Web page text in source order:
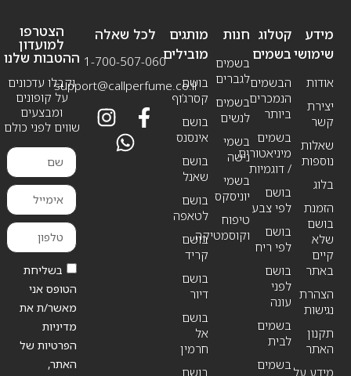
מידע
שימושי
אודות
יצירת
קשר
שאלות
נוספות
בלוג
הזמנת
בושם
שלא
קיים
באתר
הצהרת
נגישות
תקנון
האתר
מידע על
חנות
בשמים
לגברים
בשמים
לנשים
בשמי
נישה
בשמי
יוניסקס
טיפוח
וקוסמטיקה
קטלוג
בשמים
הבשמים
הנמכרים
ביותר
בשמים
מיניאטורים
/ דוגמיות
בושם
לפי צבע
בושם
לפי ריח
בושם
לפני
עונה
בשמים
לבית
בשמים
מותגים
מובילים
בושם
קסרג’וף
בושם
אינסנס
בושם
שאנל
בושם
לטאפה
בושם
קריד
בושם
דיור
בושם
אל
חרמין
בושם
לכל שאלה
1-700-507-060
support@callperfume.co.il
הצטרפו
למועדון
ההטבות שלנו
וקבלו עדכונים
על קופונים
ומבצעים
שווים לפני כולם
בשליחת
הטופס אני
מאשר/ת את
מדיניות
הפרטיות של
האתר,